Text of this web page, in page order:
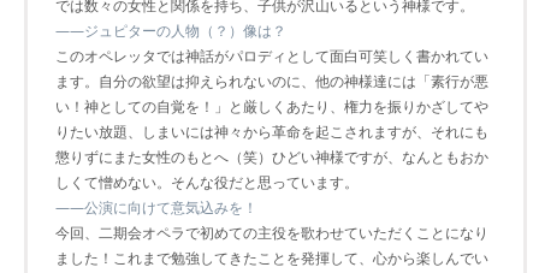
では数々の女性と関係を持ち、子供が沢山いるという神様です。
――ジュピターの人物（？）像は？
このオペレッタでは神話がパロディとして面白可笑しく書かれてい
ます。自分の欲望は抑えられないのに、他の神様達には「素行が悪
い！神としての自覚を！」と厳しくあたり、権力を振りかざしてや
りたい放題、しまいには神々から革命を起こされますが、それにも
懲りずにまた女性のもとへ（笑）ひどい神様ですが、なんともおか
しくて憎めない。そんな役だと思っています。
――公演に向けて意気込みを！
今回、二期会オペラで初めての主役を歌わせていただくことになり
ました！これまで勉強してきたことを発揮して、心から楽しんでい